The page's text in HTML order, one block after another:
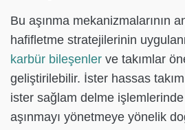
Bu aşınma mekanizmalarının
hafifletme stratejilerinin
karbür bileşenler ve takımlar
geliştirilebilir. İster hassas
ister sağlam delme işlemlerinde
aşınmayı yönetmeye yönelik